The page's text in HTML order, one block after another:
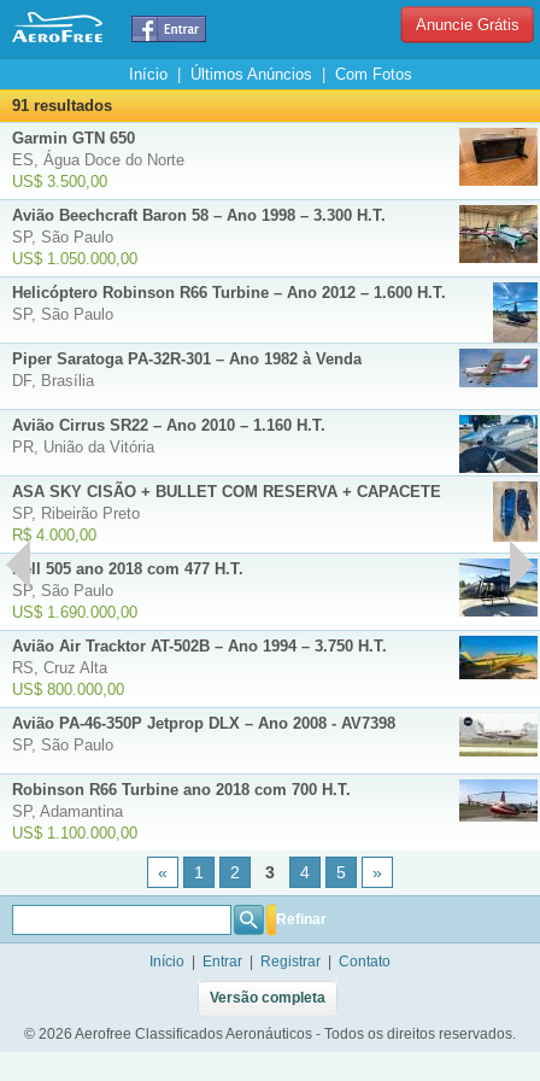
Anuncie Grátis
Início| Últimos Anúncios
Com Fotos
91 resultados
Garmin GTN 650
ES, Água Doce do Norte
US$ 3.500,00
Avião Beechcraft Baron 58 – Ano 1998 – 3.300 H.T.
SP, São Paulo
US$ 1.050.000,00
Helicóptero Robinson R66 Turbine – Ano 2012 – 1.600 H.T.
SP, São Paulo
Piper Saratoga PA-32R-301 – Ano 1982 à Venda
DF, Brasília
Avião Cirrus SR22 – Ano 2010 – 1.160 H.T.
PR, União da Vitória
ASA SKY CISÃO + BULLET COM RESERVA + CAPACETE
SP, Ribeirão Preto
R$ 4.000,00
Bell 505 ano 2018 com 477 H.T.
SP, São Paulo
US$ 1.690.000,00
Avião Air Tracktor AT-502B – Ano 1994 – 3.750 H.T.
RS, Cruz Alta
US$ 800.000,00
Avião PA-46-350P Jetprop DLX – Ano 2008 - AV7398
SP, São Paulo
Robinson R66 Turbine ano 2018 com 700 H.T.
SP, Adamantina
US$ 1.100.000,00
« 1 2 3 4 5 »
Refinar
Início Entrar Registrar Contato
Versão completa
© 2026 Aerofree Classificados Aeronáuticos - Todos os direitos reservados.